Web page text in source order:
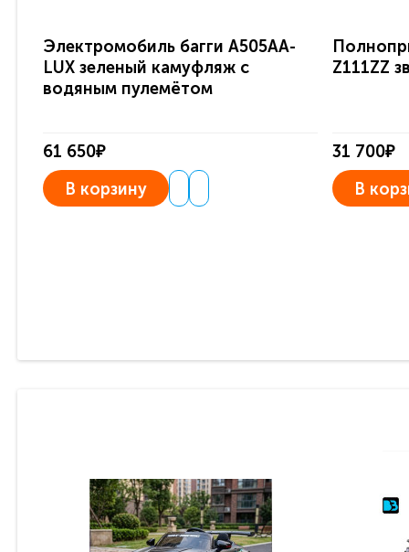
Электромобиль багги A505AA-
LUX зеленый камуфляж с
водяным пулемётом
61 650₽
В корзину
Z111ZZ
31 700₽
В